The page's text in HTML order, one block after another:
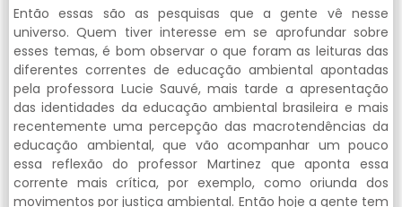
Então essas são as pesquisas que a gente vê nesse
universo. Quem tiver interesse em se aprofundar sobre
esses temas, é bom observar o que foram as leituras das
diferentes correntes de educação ambiental apontadas
pela professora Lucie Sauvé, mais tarde a apresentação
das identidades da educação ambiental brasileira e mais
recentemente uma percepção das macrotendências da
educação ambiental, que vão acompanhar um pouco
essa reflexão do professor Martinez que aponta essa
corrente mais crítica, por exemplo, como oriunda dos
movimentos por justiça ambiental. Então hoje a gente tem